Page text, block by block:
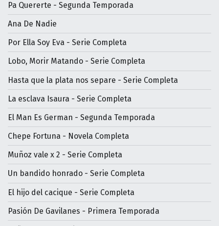
Pa Quererte - Segunda Temporada
Ana De Nadie
Por Ella Soy Eva - Serie Completa
Lobo, Morir Matando - Serie Completa
Hasta que la plata nos separe - Serie Completa
La esclava Isaura - Serie Completa
El Man Es German - Segunda Temporada
Chepe Fortuna - Novela Completa
Muñoz vale x 2 - Serie Completa
Un bandido honrado - Serie Completa
El hijo del cacique - Serie Completa
Pasión De Gavilanes - Primera Temporada